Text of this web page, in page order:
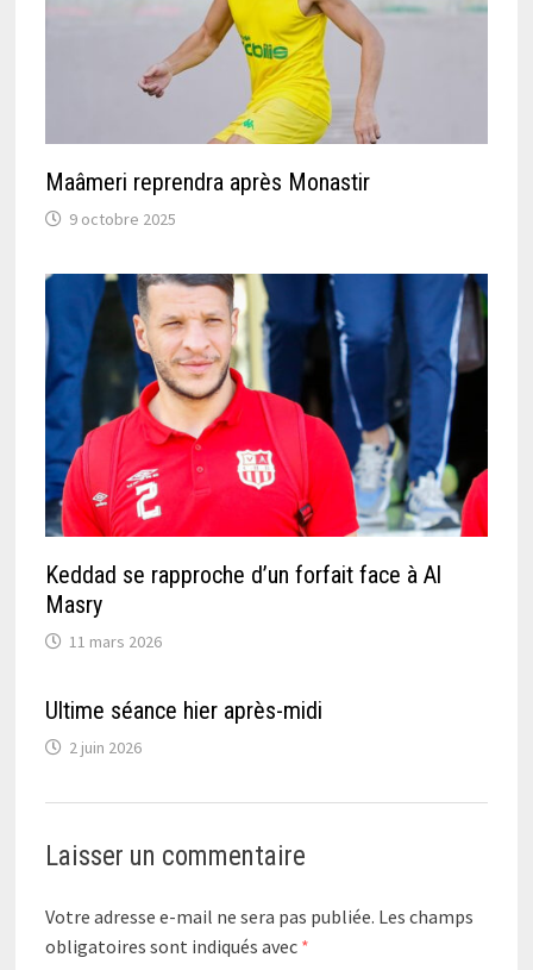
Maâmeri reprendra après Monastir
9 octobre 2025
Keddad se rapproche d’un forfait face à Al
Masry
11 mars 2026
Ultime séance hier après-midi
2 juin 2026
Laisser un commentaire
Votre adresse e-mail ne sera pas publiée. Les champs
obligatoires sont indiqués avec *